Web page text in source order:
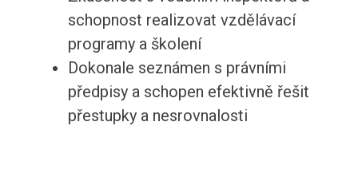
schopnost realizovat vzdělávací
programy a školení
Dokonale seznámen s právními
předpisy a schopen efektivně řešit
přestupky a nesrovnalosti